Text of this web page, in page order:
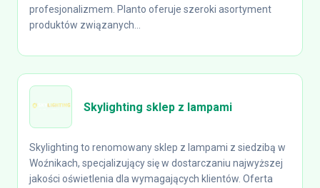
profesjonalizmem. Planto oferuje szeroki asortyment
produktów związanych...
Skylighting sklep z lampami
Skylighting to renomowany sklep z lampami z siedzibą w
Woźnikach, specjalizujący się w dostarczaniu najwyższej
jakości oświetlenia dla wymagających klientów. Oferta